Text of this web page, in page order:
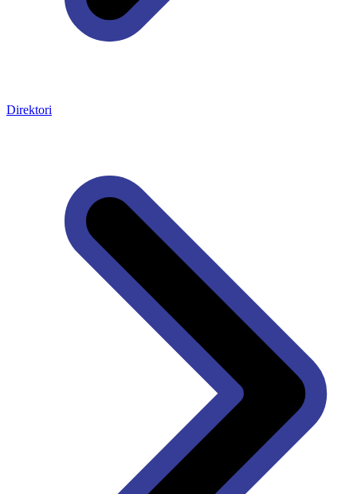
Direktori